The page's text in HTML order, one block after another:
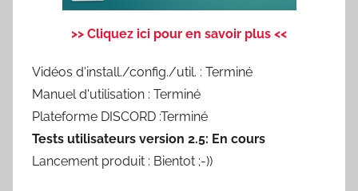
>> Cliquez ici pour en savoir plus <<
Vidéos d'install./config./util. : Terminé
Manuel d'utilisation : Terminé
Plateforme DISCORD :Terminé
Tests utilisateurs version 2.5: En cours
Lancement produit : Bientot ;-))